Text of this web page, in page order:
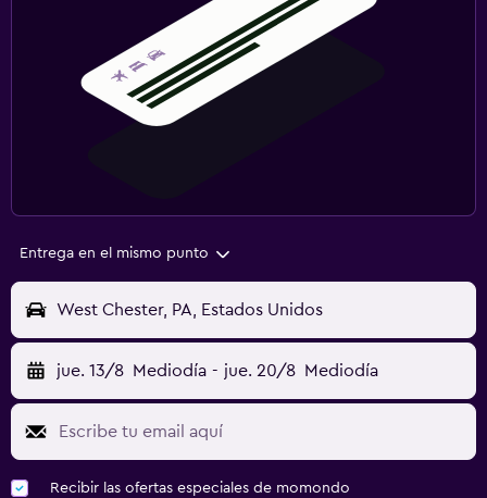
Entrega en el mismo punto
West Chester, PA, Estados Unidos
jue. 13/8 Mediodía - jue. 20/8 Mediodía
Recibir las ofertas especiales de momondo